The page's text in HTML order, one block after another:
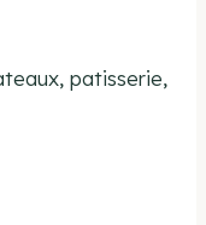
patisserie,